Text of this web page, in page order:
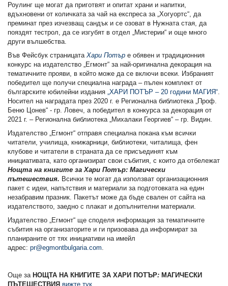
Роулинг ще могат да приготвят и опитат храни и напитки,
вдъхновени от количката за чай на експреса за „Хогуортс“, да
преминат през изчезващ сандък и се озоват в Нужната стая, да
пояздят тестрол, да се изгубят в отдел „Мистерии“ и още много
други вълшебства.
Във Фейсбук страницата Хари Потър е обявен и традиционния
конкурс на издателство „Егмонт“ за най-оригинална декорация на
тематичните прояви, в който може да се включи всеки. Избраният
победител ще получи специална награда – пълен комплект от
българските юбилейни издания „ХАРИ ПОТЪР – 20 години МАГИЯ“
Носител на наградата през 2020 г. е Регионална библиотека „Проф.
Беню Цонев“ - гр. Ловеч, а победител в конкурса за декорация от
2021 г. – Регионална библиотека „Михалаки Георгиев“ – гр. Видин.
Издателство „Егмонт“ отправя специална покана към всички
читатели, училища, книжарници, библиотеки, читалища, фен
клубове и читатели в страната да се присъединят към
инициативата, като организират свои събития, с които да отбележат
Нощта на книгите за Хари Потър: Магически
пътешествия. Всички те могат да използват организационния
пакет с идеи, напътствия и материали за подготовката на един
незабравим празник. Пакетът може да бъде свален от сайта на
издателството, заедно с плакат и допълнителни материали.
Издателство „Егмонт“ ще споделя информация за тематичните
събития на организаторите и ги призовава да информират за
планираните от тях инициативи на имейл
адрес: pr@egmontbulgaria.com
Още за НОЩТА НА КНИГИТЕ ЗА ХАРИ ПОТЪР: МАГИЧЕСКИ
ПЪТЕШЕСТВИЯ вижте тук